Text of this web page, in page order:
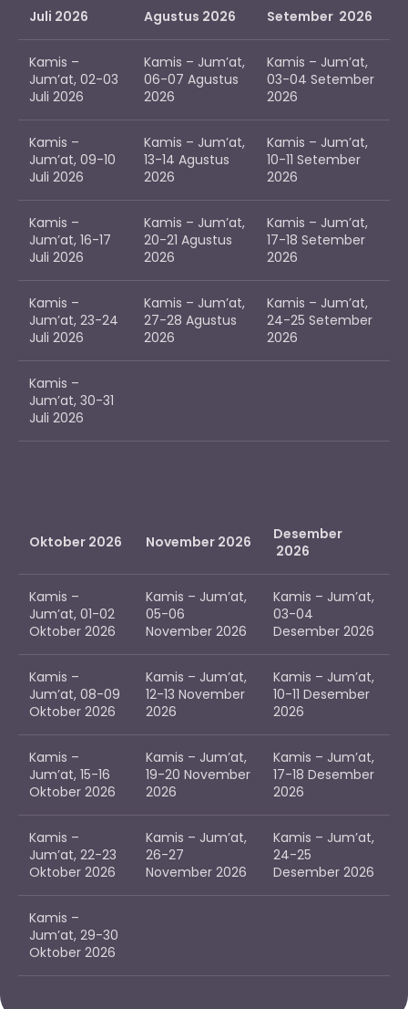
Juli 2026 Agustus 2026 Setember 2026
Kamis –
Jum’at, 02-03
Juli 2026
Kamis – Jum’at,
06-07 Agustus
2026
Kamis – Jum’at,
03-04 Setember
2026
Kamis –
Jum’at, 09-10
Juli 2026
Kamis – Jum’at,
13-14 Agustus
2026
Kamis – Jum’at,
10-11 Setember
2026
Kamis –
Jum’at, 16-17
Juli 2026
Kamis – Jum’at,
20-21 Agustus
2026
Kamis – Jum’at,
17-18 Setember
2026
Kamis –
Jum’at, 23-24
Juli 2026
Kamis – Jum’at,
27-28 Agustus
2026
Kamis – Jum’at,
24-25 Setember
2026
Kamis –
Jum’at, 30-31
Juli 2026
Oktober 2026 November 2026
Desember
2026
Kamis –
Jum’at, 01-02
Oktober 2026
Kamis – Jum’at,
05-06
November 2026
Kamis – Jum’at,
03-04
Desember 2026
Kamis –
Jum’at, 08-09
Oktober 2026
Kamis – Jum’at,
12-13 November
2026
Kamis – Jum’at,
10-11 Desember
2026
Kamis –
Jum’at, 15-16
Oktober 2026
Kamis – Jum’at,
19-20 November
2026
Kamis – Jum’at,
17-18 Desember
2026
Kamis –
Jum’at, 22-23
Oktober 2026
Kamis – Jum’at,
26-27
November 2026
Kamis – Jum’at,
24-25
Desember 2026
Kamis –
Jum’at, 29-30
Oktober 2026